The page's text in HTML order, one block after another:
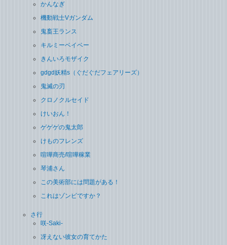
かんなぎ
機動戦士Vガンダム
鬼畜王ランス
キルミーベイベー
きんいろモザイク
gdgd妖精s（ぐだぐだフェアリーズ）
鬼滅の刃
クロノクルセイド
けいおん！
ゲゲゲの鬼太郎
けものフレンズ
喧嘩商売/喧嘩稼業
琴浦さん
この美術部には問題がある！
これはゾンビですか？
さ行
咲-Saki-
冴えない彼女の育てかた